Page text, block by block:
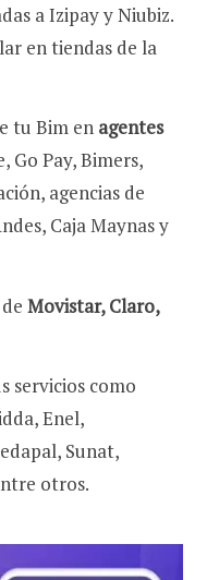
a Izipay y Niubiz.
en tiendas de la
tu Bim en agentes
Go Pay, Bimers,
agencias de
Caja Maynas y
Movistar, Claro,
servicios como
Enel,
Sunat,
otros.